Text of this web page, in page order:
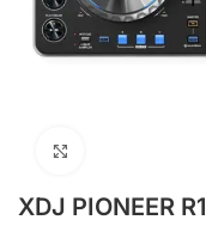
XDJ PIONEER R1